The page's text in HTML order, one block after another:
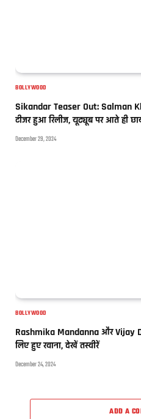
BOLLYWOOD
Sikandar Teaser Out: Salman
टीजर हुआ रिलीज, यूट्यूब पर आते ही
December 29, 2024
BOLLYWOOD
Rashmika Mandanna और Vijay
लिए हुए रवाना, देखें तस्वीरें
December 24, 2024
ADD A